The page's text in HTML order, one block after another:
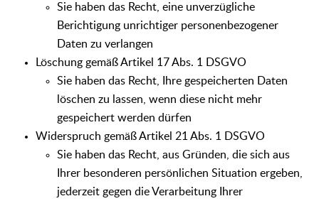
Sie haben das Recht, eine unverzügliche
Berichtigung unrichtiger personenbezogener
Daten zu verlangen
Löschung gemäß Artikel 17 Abs. 1 DSGVO
Sie haben das Recht, Ihre gespeicherten Daten
löschen zu lassen, wenn diese nicht mehr
gespeichert werden dürfen
Widerspruch gemäß Artikel 21 Abs. 1 DSGVO
Sie haben das Recht, aus Gründen, die sich aus
Ihrer besonderen persönlichen Situation ergeben,
jederzeit gegen die Verarbeitung Ihrer